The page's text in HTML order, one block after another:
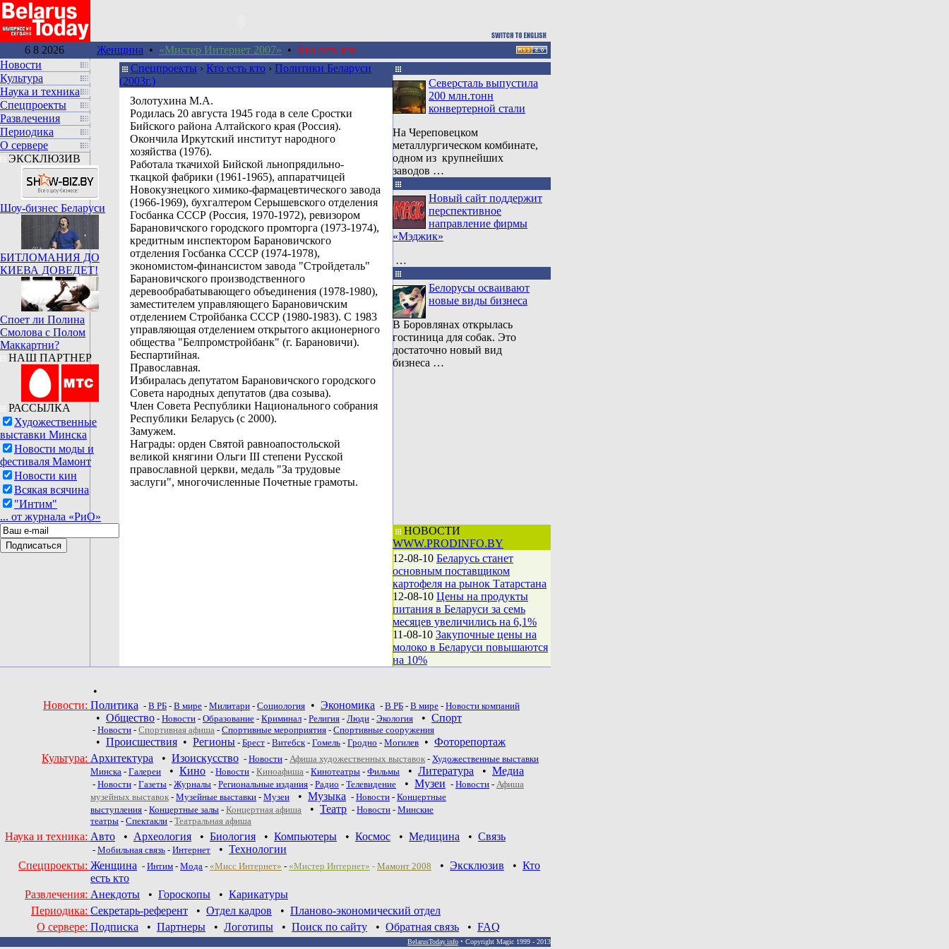
6 8 2026 Женщина • «Мистер Интернет 2007» • Кто есть кто
Новости
Культура
Наука и техника
Спецпроекты
Развлечения
Периодика
О сервере
ЭКСКЛЮЗИВ
Шоу-бизнес Беларуси
БИТЛОМАНИЯ ДО
КИЕВА ДОВЕДЕТ!
Споет ли Полина
Смолова с Полом
Маккартни?
НАШ ПАРТНЕР
РАССЫЛКА
Художественные
выставки Минска
Новости моды и
фестиваля Мамонт
Новости кин
Всякая всячина
"Интим"
... от журнала «РиО»
Спецпроекты › Кто есть кто › Политики Беларуси
(2003г.)
Золотухина М.А.
Родилась 20 августа 1945 года в селе Сростки
Бийского района Алтайского края (Россия).
Окончила Иркутский институт народного
хозяйства (1976).
Работала ткачихой Бийской льнопрядильно-
ткацкой фабрики (1961-1965), аппаратчицей
Новокузнецкого химико-фармацевтического завода
(1966-1969), бухгалтером Серышевского отделения
Госбанка СССР (Россия, 1970-1972), ревизором
Барановичского городского промторга (1973-1974),
кредитным инспектором Барановичского
отделения Госбанка СССР (1974-1978),
экономистом-финансистом завода "Стройдеталь"
Барановичского производственного
деревообрабатывающего объединения (1978-1980),
заместителем управляющего Барановичским
отделением Стройбанка СССР (1980-1983). С 1983
управляющая отделением открытого акционерного
общества "Белпромстройбанк" (г. Барановичи).
Беспартийная.
Православная.
Избиралась депутатом Барановичского городского
Совета народных депутатов (два созыва).
Член Совета Республики Национального собрания
Республики Беларусь (с 2000).
Замужем.
Награды: орден Святой равноапостольской
великой княгини Ольги III степени Русской
православной церкви, медаль "За трудовые
заслуги", многочисленные Почетные грамоты.
Северсталь выпустила
200 млн.тонн
конвертерной стали
На Череповецком
металлургическом комбинате,
одном из крупнейших
заводов …
Новый сайт поддержит
перспективное
направление фирмы
«Мэджик»
…
Белорусы осваивают
новые виды бизнеса
В Боровлянах открылась
гостиница для собак. Это
достаточно новый вид
бизнеса …
НОВОСТИ
WWW.PRODINFO.BY
12-08-10 Беларусь станет
основным поставщиком
картофеля на рынок Татарстана
12-08-10 Цены на продукты
питания в Беларуси за семь
месяцев увеличились на 6,1%
11-08-10 Закупочные цены на
молоко в Беларуси повышаются
на 10%
•
Новости: Политика - В РБ - В мире - Милитари - Социология • Экономика - В РБ - В мире - Новости компаний
• Общество - Новости - Образование - Криминал - Религия - Люди - Экология • Спорт
- Новости - Спортивная афиша - Спортивные мероприятия - Спортивные сооружения
• Происшествия • Регионы - Брест - Витебск- Гомель - Гродно - Могилев • Фоторепортаж
Культура: Архитектура • Изоискусство - Новости - Афиша художественных выставок - Художественные выставки
Минска - Галереи • Кино - Новости - Киноафиша - Кинотеатры - Фильмы • Литература • Медиа
- Новости - Газеты - Журналы - Региональные издания - Радио - Телевидение • Музеи - Новости - Афиша
музейных выставок - Музейные выставки - Музеи • Музыка - Новости - Концертные
выступления - Концертные залы - Концертная афиша • Театр - Новoсти - Минские
театры - Спектакли - Театральная афиша
Наука и техника: Авто • Археология • Биология • Компьютеры • Космос • Медицина • Связь
- Мобильная связь - Интернет • Технологии
Спецпроекты: Женщина - Интим - Мода - «Мисс Интернет» - «Мистер Интернет» - Мамонт 2008 • Эксклюзив • Кто
есть кто
Развлечения: Анекдоты • Гороскопы • Карикатуры
Периодика: Секретарь-референт • Отдел кадров • Планово-экономический отдел
О сервере: Подписка • Партнеры • Логотипы • Поиск по сайту • Обратная связь • FAQ
BelarusToday.info • Copyright Magic 1999 - 2013